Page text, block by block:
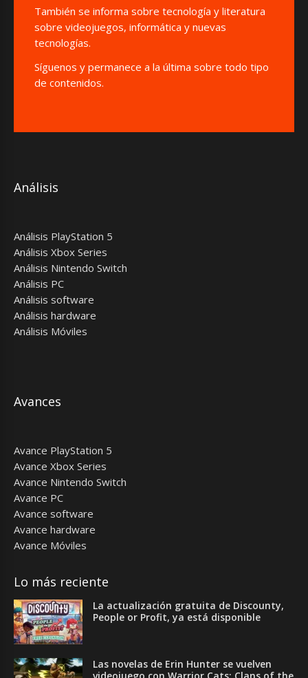
También se informa sobre tecnología y literatura
sobre videojuegos, informática y nuevas
tecnologías.
Síguenos y permanece a la última sobre todo tipo
de contenidos.
Análisis
Análisis PlayStation 5
Análisis Xbox Series
Análisis Nintendo Switch
Análisis PC
Análisis software
Análisis hardware
Análisis Móviles
Avances
Avance PlayStation 5
Avance Xbox Series
Avance Nintendo Switch
Avance PC
Avance software
Avance hardware
Avance Móviles
Lo más reciente
La actualización gratuita de Discounty,
People or Profit, ya está disponible
Las novelas de Erin Hunter se vuelven